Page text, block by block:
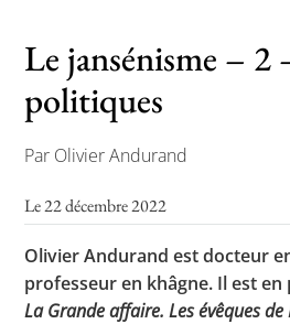
Les
L’APHG dans la
Le jansénisme – 2
politiques
Par Olivier Andurand
Le 22 décembre 2022
Olivier Andurand est docteur
professeur en khâgne. Il est
La Grande affaire. Les évêques de